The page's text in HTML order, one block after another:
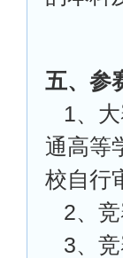
五、参
1、
通高等
校自行
2、
3、